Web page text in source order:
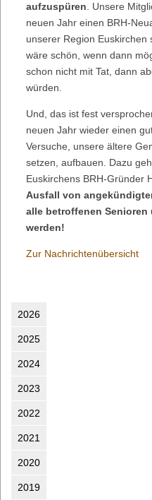
aufzuspüren . Unsere
neuen Jahr einen BRH-
unserer Region Euskirchen
wäre schön, wenn dann
schon nicht mit Tat, dann
würden.
Und, das ist fest
neuen Jahr wieder einen
Versuche, unsere ältere
setzen, aufbauen. Dazu
Euskirchens BRH-Gründer
Ausfall von
alle betroffenen
werden!
Zur Nachrichtenübersicht
2026
2025
2024
2023
2022
2021
2020
2019